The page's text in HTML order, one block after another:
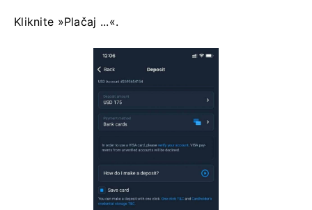
Kliknite »Plačaj ...«.